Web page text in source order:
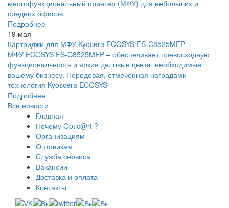
многофункциональный принтер (МФУ) для небольших и
средних офисов
Подробнее
19 мая
Картриджи для МФУ Kyocera ECOSYS FS-C8525MFP
МФУ ECOSYS FS-C8525MFP – обеспечивает превосходную
функциональность и яркие деловые цвета, необходимые
вашему бизнесу. Передовая, отмеченная наградами
технология Kyoscera ECOSYS
Подробнее
Все новости
Главная
Почему Optic@rt ?
Организациям
Оптовикам
Служба сервиса
Вакансии
Доставка и оплата
Контакты